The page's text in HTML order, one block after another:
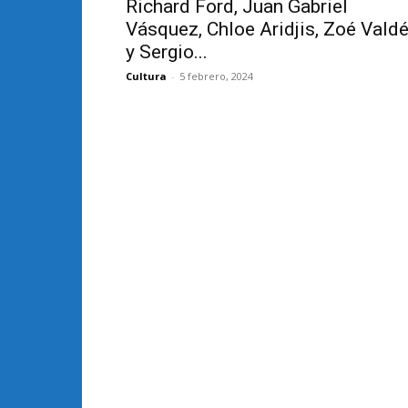
Richard Ford, Juan Gabriel
Vásquez, Chloe Aridjis, Zoé
y Sergio...
Cultura - 5 febrero, 2024